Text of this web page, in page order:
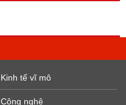
Kinh tế vĩ mô
Công nghệ